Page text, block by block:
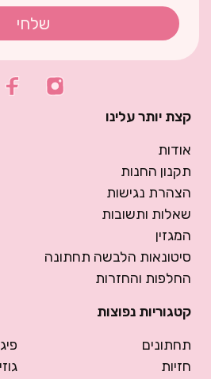
שלחי
קצת יותר עלינו
אודות
תקנון החנות
הצהרת נגישות
שאלות ותשובות
המגזין
סיטונאות הלבשה תחתונה
החלפות והחזרות
קטגוריות נפוצות
תחתונים
חזיות